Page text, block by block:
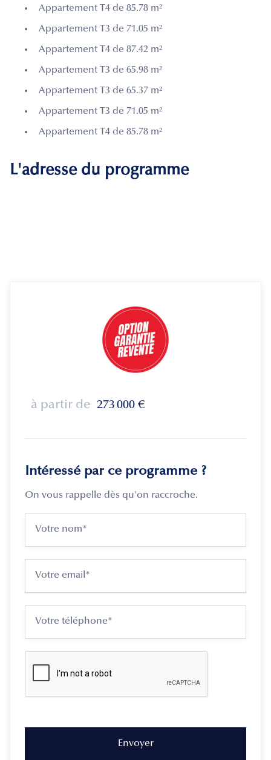
Appartement T4 de 85.78 m²
Appartement T3 de 71.05 m²
Appartement T4 de 87.42 m²
Appartement T3 de 65.98 m²
Appartement T3 de 65.37 m²
Appartement T3 de 71.05 m²
Appartement T4 de 85.78 m²
L'adresse du programme
à partir de 273 000 €
Intéressé par ce programme ?
On vous rappelle dès qu'on raccroche.